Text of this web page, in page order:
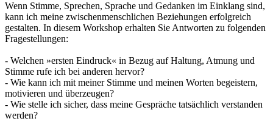
Wenn Stimme, Sprechen, Sprache und Gedanken im Einklang sind,
kann ich meine zwischenmenschlichen Beziehungen erfolgreich
gestalten. In diesem Workshop erhalten Sie Antworten zu folgenden
Fragestellungen:
- Welchen »ersten Eindruck« in Bezug auf Haltung, Atmung und
Stimme rufe ich bei anderen hervor?
- Wie kann ich mit meiner Stimme und meinen Worten begeistern,
motivieren und überzeugen?
- Wie stelle ich sicher, dass meine Gespräche tatsächlich verstanden
werden?